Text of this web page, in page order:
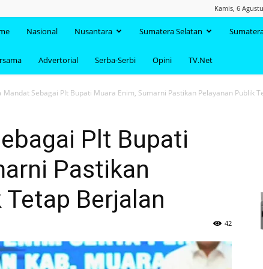
Kamis, 6
Nasional Nusantara Sumatera Selatan
Advertorial Serba-Serbi Opini TV.Net
Mandat Sebagai Plt Bupati Muara Enim, Sumarni Pastikan Pelayanan Publik
Plt Bupati
Pastikan
Berjalan
42